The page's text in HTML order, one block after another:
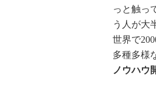
っと触っ
う人が大
世界で
多種多様
ノウハウ